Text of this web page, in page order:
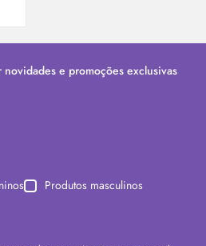
novidades e promoções exclusivas
Produtos masculinos